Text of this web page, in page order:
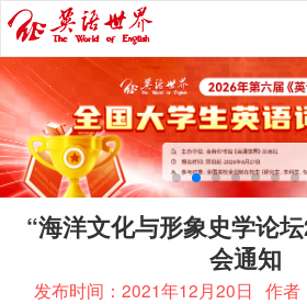
“海洋文化与形象史学论
会通知
发布时间：2021年12月20日 作者